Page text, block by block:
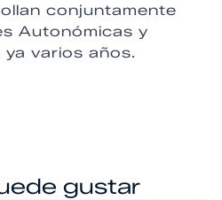
conjuntamente
Autonómicas y
varios años.
gustar